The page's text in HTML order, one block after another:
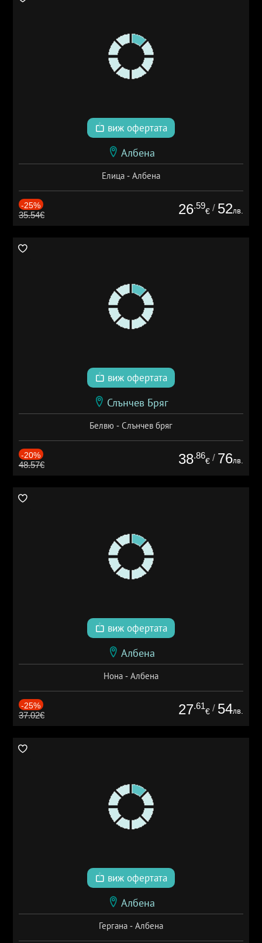
виж офертата
Албена
Елица - Албена
-25%
35.54€ 26.59
€ / 52лв.
виж офертата
Слънчев Бряг
Белвю - Слънчев бряг
-20%
48.57€ 38.86
€ / 76лв.
виж офертата
Албена
Нона - Албена
-25%
37.02€ 27.61
€ / 54лв.
виж офертата
Албена
Гергана - Албена